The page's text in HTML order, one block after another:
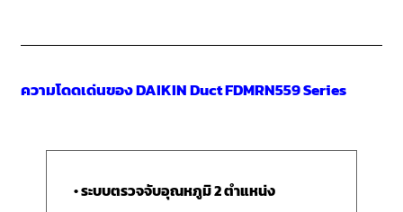
ความโดดเด่นของ DAIKIN Duct FDMRN559 Series
• ระบบตรวจจับอุณหภูมิ 2 ตำแหน่ง